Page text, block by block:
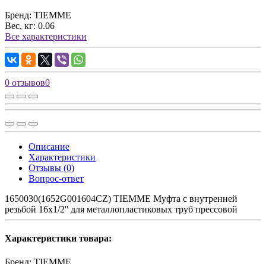
Бренд: TIEMME
Вес, кг: 0.06
Все характеристики
0 отзывов0
Описание
Характеристики
Отзывы (0)
Вопрос-ответ
1650030(1652G001604CZ) TIEMME Муфта с внутренней
резьбой 16x1/2'' для металлопластиковых труб прессовой
Характеристики товара:
Бренд: TIEMME